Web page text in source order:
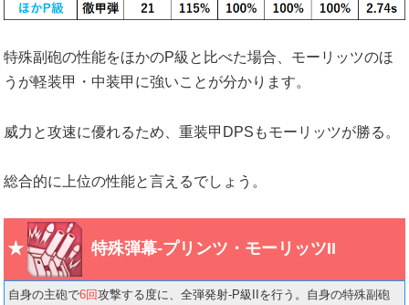
特殊副砲の性能をほかのP級と比べた場合、モーリッツのほ
うが軽装甲・中装甲に強いことが分かります。
威力と攻速に優れるため、重装甲DPSもモーリッツが勝る。
総合的に上位の性能と言えるでしょう。
特殊弾幕-プリンツ・モーリッツII
自身の主砲で6回攻撃する度に、全弾発射-P級IIを行う。自身の特殊副砲